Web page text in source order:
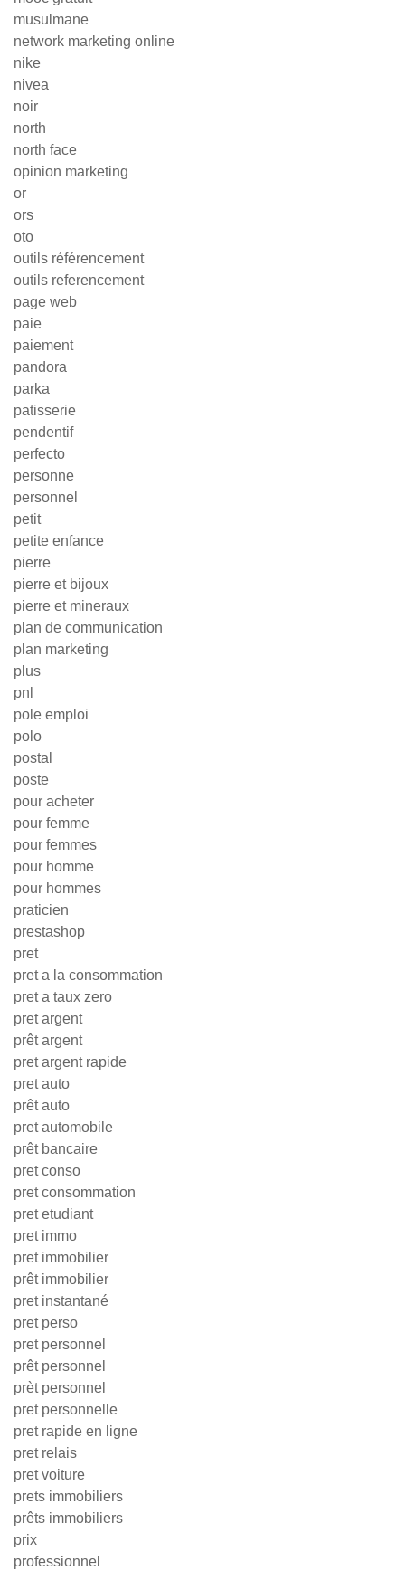
musulmane
network marketing online
nike
nivea
noir
north
north face
opinion marketing
or
ors
oto
outils référencement
outils referencement
page web
paie
paiement
pandora
parka
patisserie
pendentif
perfecto
personne
personnel
petit
petite enfance
pierre
pierre et bijoux
pierre et mineraux
plan de communication
plan marketing
plus
pnl
pole emploi
polo
postal
poste
pour acheter
pour femme
pour femmes
pour homme
pour hommes
praticien
prestashop
pret
pret a la consommation
pret a taux zero
pret argent
prêt argent
pret argent rapide
pret auto
prêt auto
pret automobile
prêt bancaire
pret conso
pret consommation
pret etudiant
pret immo
pret immobilier
prêt immobilier
pret instantané
pret perso
pret personnel
prêt personnel
prèt personnel
pret personnelle
pret rapide en ligne
pret relais
pret voiture
prets immobiliers
prêts immobiliers
prix
professionnel